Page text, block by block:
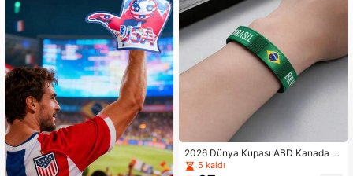
2026 Dünya Kupası ABD Kanada M
eksika Milli Takım Bilekliği, Futbol T
5 kaldı